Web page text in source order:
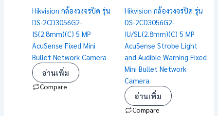
Hikvision กล้องวงจรปิด รุ่น
DS-2CD3056G2-
IS(2.8mm)(C) 5 MP
AcuSense Fixed Mini
Bullet Network Camera
อ่านเพิ่ม
Compare
Hikvision กล้องวงจรปิด รุ่น
DS-2CD3056G2-
IU/SL(2.8mm)(C) 5 MP
AcuSense Strobe Light
and Audible Warning Fixed
Mini Bullet Network
Camera
อ่านเพิ่ม
Compare